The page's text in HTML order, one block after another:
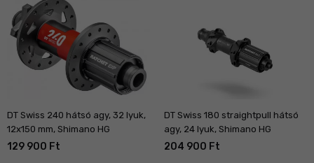
DT Swiss 240 hátsó agy, 32 lyuk,
12x150 mm, Shimano HG
129 900 Ft
DT Swiss 180 straightpull hátsó
agy, 24 lyuk, Shimano HG
204 900 Ft